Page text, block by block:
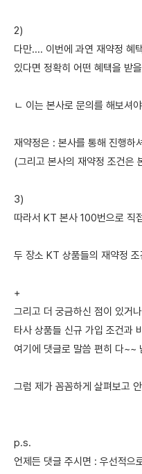
2)
다만.... 이번에 과연 재약정 혜
있다면 정확히 어떤 혜택을 받
ㄴ 이는 본사로 문의를 해보셔
재약정은 : 본사를 통해 진행하
(그리고 본사의 재약정 조건은
3)
따라서 KT 본사 100번으로 직
두 장소 KT 상품들의 재약정 조
+
그리고 더 궁금하신 점이 있거
타사 상품들 신규 가입 조건과
여기에 댓글로 말씀 편히 다~~
그럼 제가 꼼꼼하게 살펴보고
p.s.
언제든 댓글 주시면 : 우선적으